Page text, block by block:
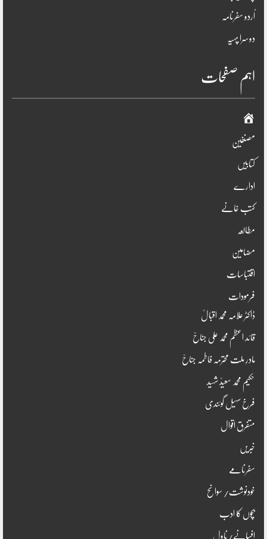
اُردو سفرنامہ
دوسرا پہیہ
اہم صفحات
صفحہ
اوّل
مصنفین
کتابیں
ادارے
کتب خانے
مطالعہ
مضامین
اقتباسات
فرمودات
ڈاکٹر علامہ محمد اقبالؒ
قائد اعظم محمد علی جناحؒ
مادرِ ملت محترمہ فاطمہ جناحؒ
حکیم محمد سعیدؒ شہید
فرخ سہیل گوئندی
متفرق اقوال
خبریں
سفرنامے
خودنوشت/ سوانح
بچوں کا ادب
افسانے/ناول